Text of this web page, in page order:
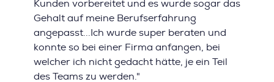
Kunden vorbereitet und es wurde sogar das
Gehalt auf meine Berufserfahrung
angepasst...Ich wurde super beraten und
konnte so bei einer Firma anfangen, bei
welcher ich nicht gedacht hätte, je ein Teil
des Teams zu werden."